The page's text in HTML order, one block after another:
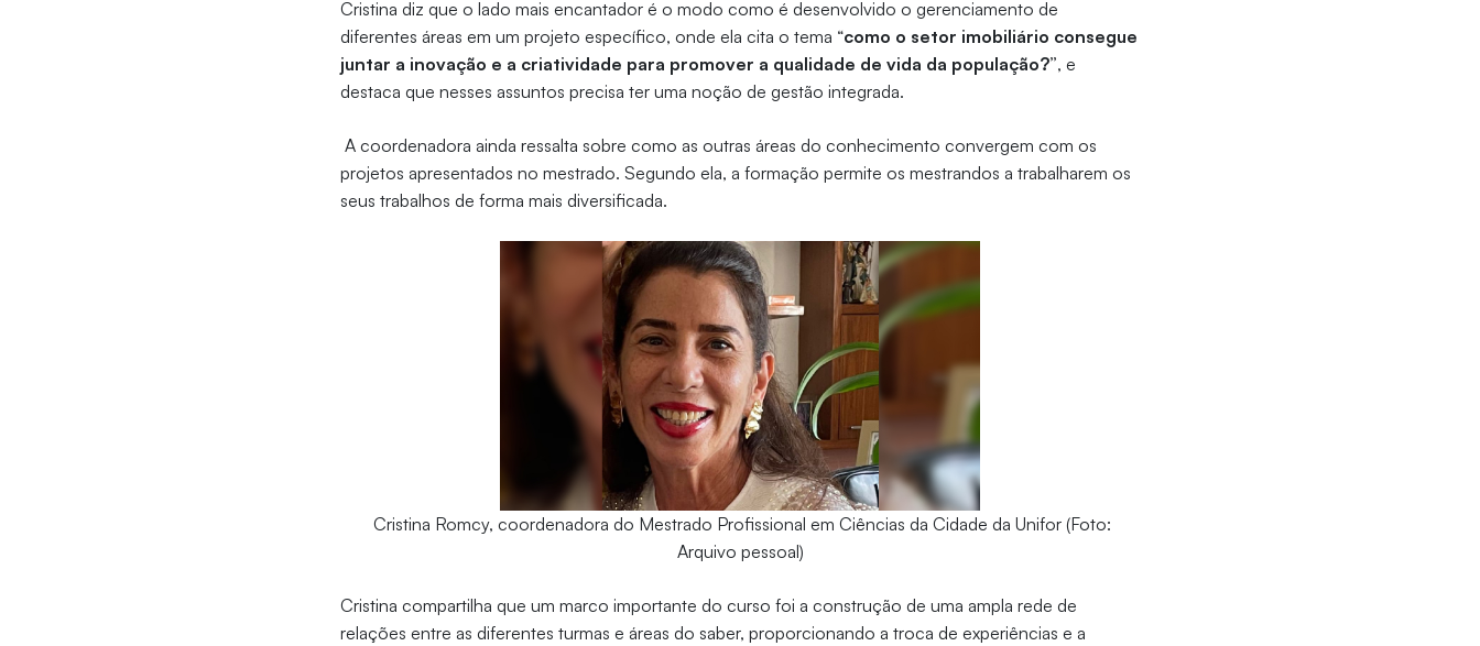
Cristina diz que o lado mais encantador é o modo como é desenvolvido o gerenciamento de
diferentes áreas em um projeto específico, onde ela cita o tema “como o setor imobiliário consegue
juntar a inovação e a criatividade para promover a qualidade de vida da população?”, e
destaca que nesses assuntos precisa ter uma noção de gestão integrada.
A coordenadora ainda ressalta sobre como as outras áreas do conhecimento convergem com os
projetos apresentados no mestrado. Segundo ela, a formação permite os mestrandos a trabalharem os
seus trabalhos de forma mais diversificada.
Cristina Romcy, coordenadora do Mestrado Profissional em Ciências da Cidade da Unifor (Foto:
Arquivo pessoal)
Cristina compartilha que um marco importante do curso foi a construção de uma ampla rede de
relações entre as diferentes turmas e áreas do saber, proporcionando a troca de experiências e a